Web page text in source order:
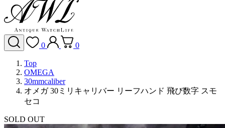
0 0
Top
OMEGA
30mmcaliber
オメガ 30ミリキャリバー リーフハンド 飛び数字 スモ
セコ
SOLD OUT